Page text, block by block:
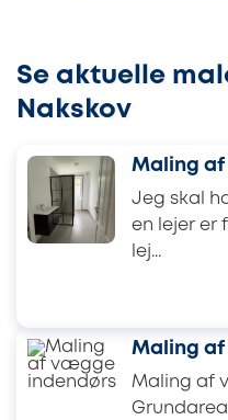
Se aktuelle
Nakskov
Maling af
Jeg skal
en lejer er
lej...
Maling
Maling af
Grundareal